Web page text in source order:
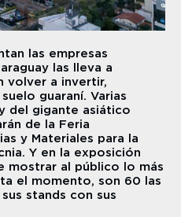
las empresas
las lleva a
volver a invertir,
guaraní. Varias
del gigante asiático
de la Feria
y Materiales para la
Y en la exposición
mostrar al público lo más
el momento, son 60 las
stands con sus